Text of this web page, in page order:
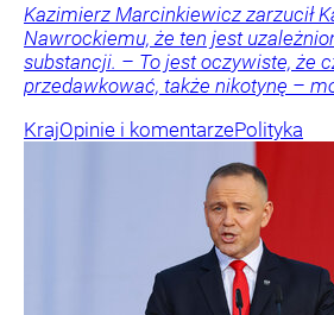
Kazimierz Marcinkiewicz zarzucił
Nawrockiemu, że ten jest
substancji. – To jest oczywiste, że
przedawkować, także nikotynę –
KrajOpinie i komentarzePolityka